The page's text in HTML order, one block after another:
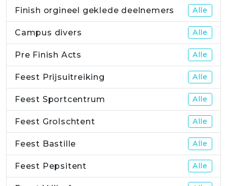
Finish orgineel geklede deelnemers Alle
Campus divers Alle
Pre Finish Acts Alle
Feest Prijsuitreiking Alle
Feest Sportcentrum Alle
Feest Grolschtent Alle
Feest Bastille Alle
Feest Pepsitent Alle